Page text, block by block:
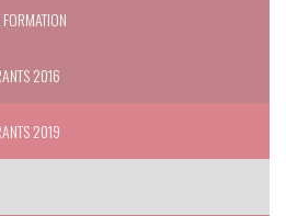
2016
2019